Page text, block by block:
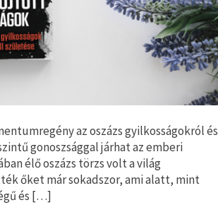
az oszázs gyilkosságokról és
gonoszsággal járhat az emberi
élő oszázs törzs volt a világ
őket már sokadszor, ami alatt, mint
és […]